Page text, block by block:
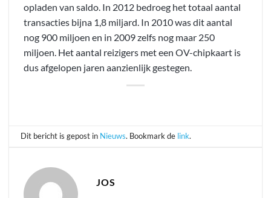
opladen van saldo. In 2012 bedroeg het totaal aantal
transacties bijna 1,8 miljard. In 2010 was dit aantal
nog 900 miljoen en in 2009 zelfs nog maar 250
miljoen. Het aantal reizigers met een OV-chipkaart is
dus afgelopen jaren aanzienlijk gestegen.
Dit bericht is gepost in Nieuws. Bookmark de link.
JOS